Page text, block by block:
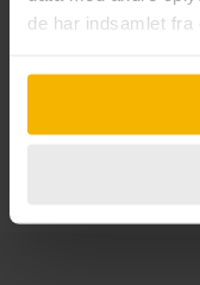
de har indsamlet fra
Ford